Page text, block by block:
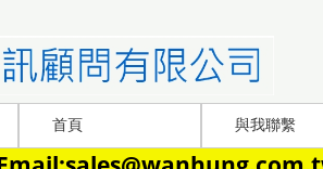
首頁 與我聯繫